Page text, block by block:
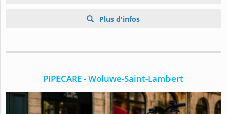
Plus d'infos
PIPECARE - Woluwe-Saint-Lambert